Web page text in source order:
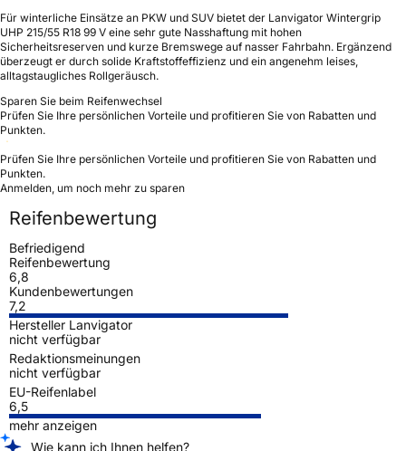
Für winterliche Einsätze an PKW und SUV bietet der Lanvigator Wintergrip
UHP 215/55 R18 99 V eine sehr gute Nasshaftung mit hohen
Sicherheitsreserven und kurze Bremswege auf nasser Fahrbahn. Ergänzend
überzeugt er durch solide Kraftstoffeffizienz und ein angenehm leises,
alltagstaugliches Rollgeräusch.
Sparen Sie beim Reifenwechsel
Prüfen Sie Ihre persönlichen Vorteile und profitieren Sie von Rabatten und
Punkten.
Prüfen Sie Ihre persönlichen Vorteile und profitieren Sie von Rabatten und
Punkten.
Anmelden, um noch mehr zu sparen
Reifenbewertung
Befriedigend
Reifenbewertung
6,8
Kundenbewertungen
7,2
Hersteller Lanvigator
nicht verfügbar
Redaktionsmeinungen
nicht verfügbar
EU-Reifenlabel
6,5
mehr anzeigen
Wie kann ich Ihnen helfen?